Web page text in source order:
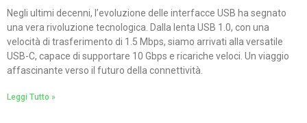
Negli ultimi decenni, l’evoluzione delle interfacce USB ha segnato
una vera rivoluzione tecnologica. Dalla lenta USB 1.0, con una
velocità di trasferimento di 1.5 Mbps, siamo arrivati alla versatile
USB-C, capace di supportare 10 Gbps e ricariche veloci. Un viaggio
affascinante verso il futuro della connettività.
Leggi Tutto »